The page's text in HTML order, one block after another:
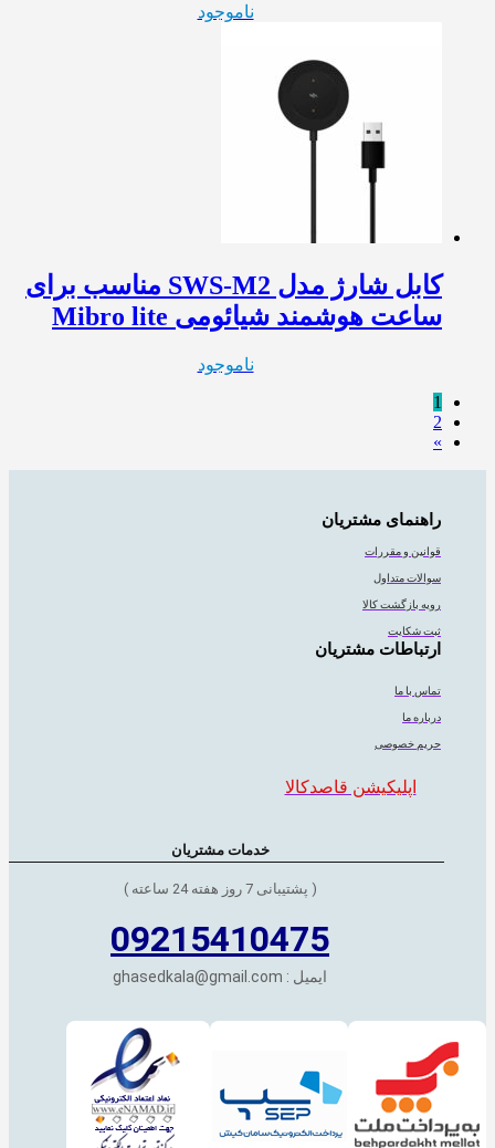
ناموجود
کابل شارژ مدل SWS-M2 مناسب برای
ساعت هوشمند شیائومی Mibro lite
ناموجود
1
2
»
راهنمای مشتریان
قوانین و مقررات
سوالات متداول
رویه بازگشت کالا
ثبت شکایت
ارتباطات مشتریان
تماس با ما
درباره ما
حریم خصوصی
اپلیکیشن قاصدکالا
خدمات مشتریان
( پشتیبانی 7 روز هفته 24 ساعته )
09215410475
ایمیل : ghasedkala@gmail.com